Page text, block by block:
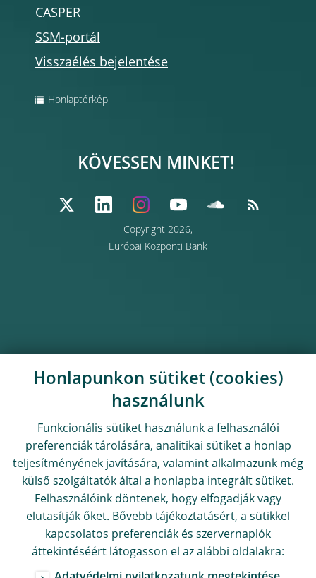
CASPER
SSM-portál
Visszaélés bejelentése
Honlaptérkép
Copyright 2026,
Európai Központi Bank
KÖVESSEN MINKET!
Honlapunkon sütiket (cookies)
használunk
Funkcionális sütiket használunk a felhasználói
preferenciák tárolására, analitikai sütiket a honlap
teljesítményének javítására, valamint alkalmazunk még
külső szolgáltatók által a honlapba integrált sütiket.
Felhasználóink döntenek, hogy elfogadják vagy
elutasítják őket. Bővebb tájékoztatásért, a sütikkel
kapcsolatos preferenciák és szervernaplók
áttekintéséért látogasson el az alábbi oldalakra: